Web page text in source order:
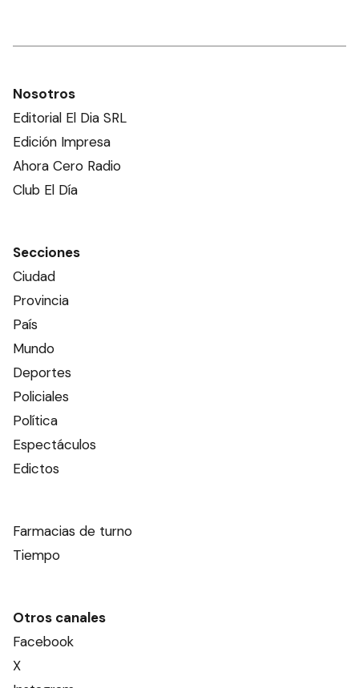
Nosotros
Editorial El Dia SRL
Edición Impresa
Ahora Cero Radio
Club El Día
Secciones
Ciudad
Provincia
País
Mundo
Deportes
Policiales
Política
Espectáculos
Edictos
Farmacias de turno
Tiempo
Otros canales
Facebook
X